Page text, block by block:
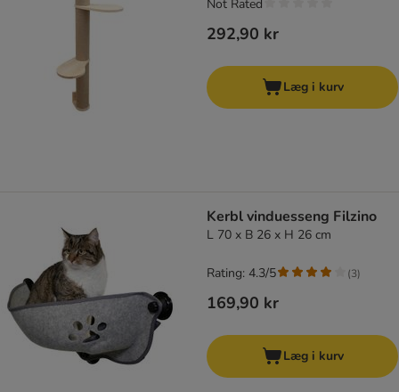
292,90 kr
Not Rated
Læg i kurv
Kerbl vinduesseng Filzino
L 70 x B 26 x H 26 cm
169,90 kr
Rating: 4.3/5 (3)
Læg i kurv